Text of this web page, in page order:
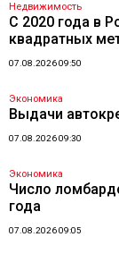
Недвижимость
С 2020 года в
квадратных
07.08.2026 09:50
Экономика
Выдачи
07.08.2026 09:30
Экономика
Число
года
07.08.2026 09:05